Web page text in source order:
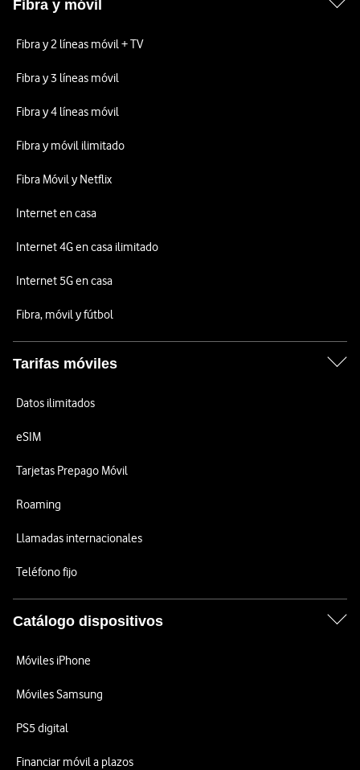
Fibra y móvil
Fibra y 2 líneas móvil + TV
Fibra y 3 líneas móvil
Fibra y 4 líneas móvil
Fibra y móvil ilimitado
Fibra Móvil y Netflix
Internet en casa
Internet 4G en casa ilimitado
Internet 5G en casa
Fibra, móvil y fútbol
Tarifas móviles
Datos ilimitados
eSIM
Tarjetas Prepago Móvil
Roaming
Llamadas internacionales
Teléfono fijo
Catálogo dispositivos
Móviles iPhone
Móviles Samsung
PS5 digital
Financiar móvil a plazos